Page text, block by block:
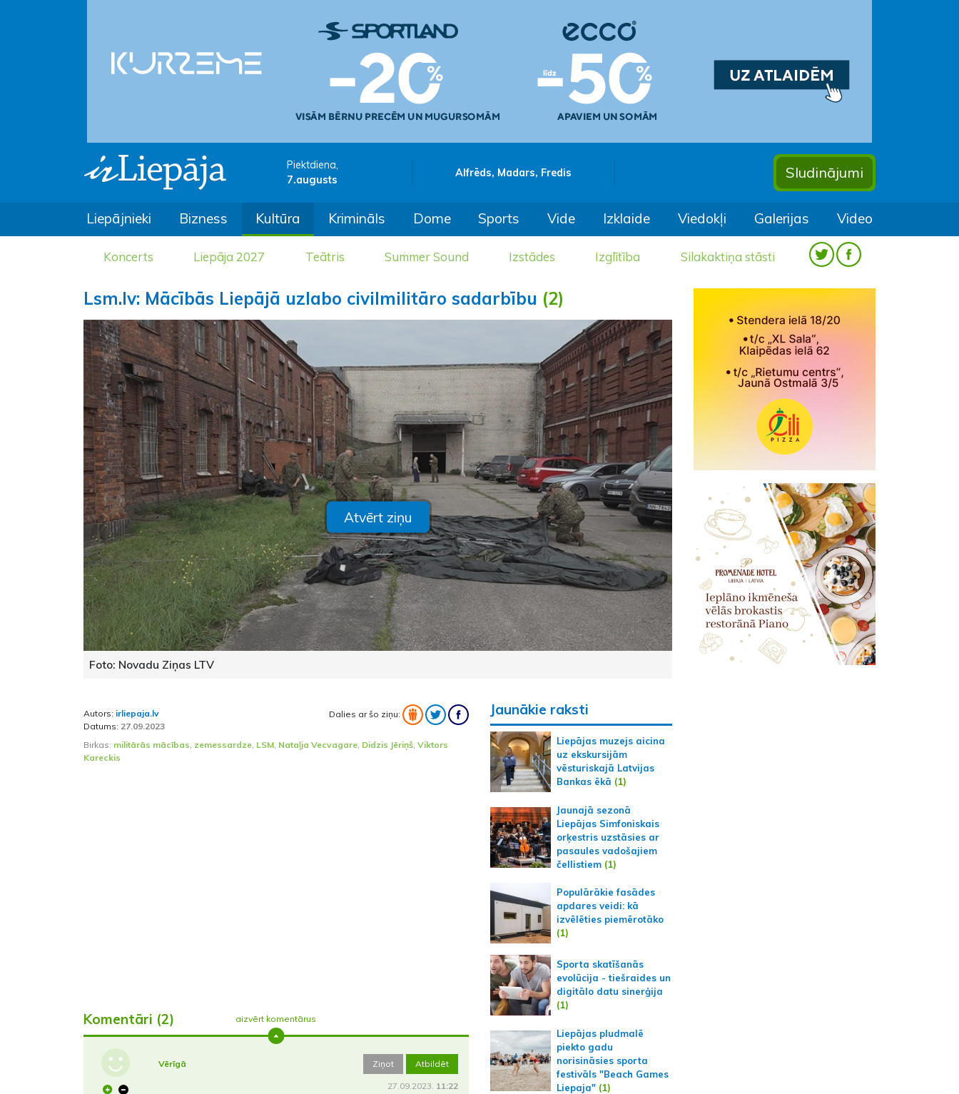
Piektdiena,
7.augusts
Alfrēds, Madars, Fredis Sludinājumi
Liepājnieki Bizness Kultūra Krimināls Dome Sports Vide Izklaide Viedokļi Galerijas Video
Koncerts Liepāja 2027 Teātris Summer Sound Izstādes Izglītība Silakaktiņa stāsti
Lsm.lv: Mācībās Liepājā uzlabo civilmilitāro sadarbību (2)
Foto: Novadu Ziņas LTV
Atvērt ziņu
Autors: irliepaja.lv
Datums: 27.09.2023
Dalies ar šo ziņu:
Birkas: militārās mācības zemessardze LSM Nataļja Vecvagare Didzis Jēriņš Viktors
Kareckis
Komentāri (2) aizvērt komentārus
Vērīgā Ziņot Atbildēt
27.09.2023. 11:22
Jaunākie raksti
Liepājas muzejs aicina
uz ekskursijām
vēsturiskajā Latvijas
Bankas ēkā (1)
Jaunajā sezonā
Liepājas Simfoniskais
orķestris uzstāsies ar
pasaules vadošajiem
čellistiem(1)
Populārākie fasādes
apdares veidi: kā
izvēlēties piemērotāko
(1)
Sporta skatīšanās
evolūcija - tiešraides un
digitālo datu sinerģija
(1)
Liepājas pludmalē
piekto gadu
norisināsies sporta
festivāls "Beach Games
Liepaja"(1)